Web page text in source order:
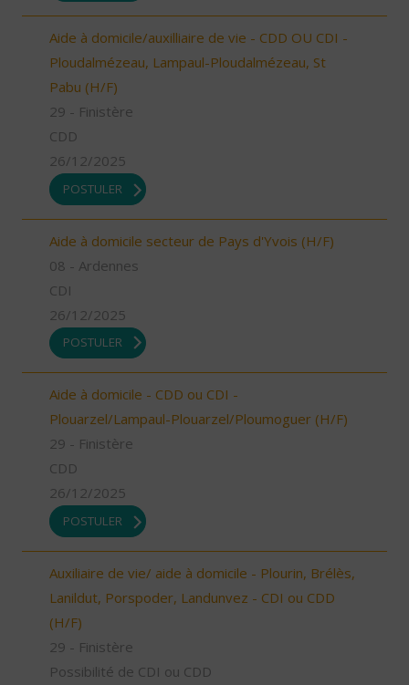
Aide à domicile/auxilliaire de vie - CDD OU CDI -
Ploudalmézeau, Lampaul-Ploudalmézeau, St
Pabu (H/F)
29 - Finistère
CDD
26/12/2025
POSTULER
Aide à domicile secteur de Pays d'Yvois (H/F)
08 - Ardennes
CDI
26/12/2025
POSTULER
Aide à domicile - CDD ou CDI -
Plouarzel/Lampaul-Plouarzel/Ploumoguer (H/F)
29 - Finistère
CDD
26/12/2025
POSTULER
Auxiliaire de vie/ aide à domicile - Plourin, Brélès,
Lanildut, Porspoder, Landunvez - CDI ou CDD
(H/F)
29 - Finistère
Possibilité de CDI ou CDD